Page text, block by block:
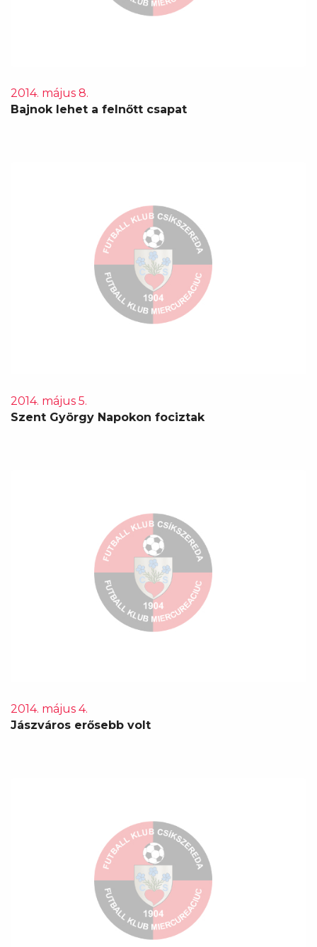
2014. május 8.
Bajnok lehet a felnőtt csapat
2014. május 5.
Szent György Napokon fociztak
2014. május 4.
Jászváros erősebb volt